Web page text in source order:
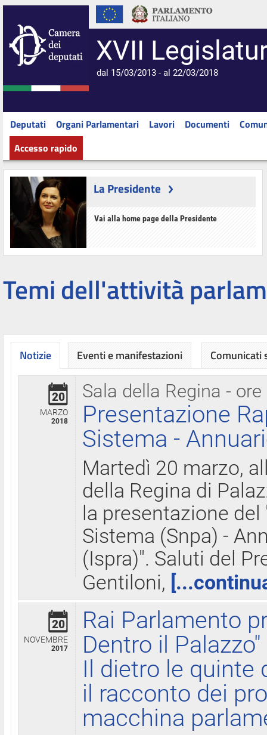
XVII
dal 15/03/2013 - al 22/03/2018
Deputati Organi Parlamentari Lavori Documenti
Accesso rapido
La Presidente
Vai alla home page della Presidente
Temi dell'attività
Notizie
Sala della Regina - ore
20
MARZO
2018
Presentazione
Sistema -
Martedì 20 marzo,
della Regina di
la presentazione
Sistema (Snpa) -
(Ispra)". Saluti del
Gentiloni,
20
NOVEMBRE
2017
Rai Parlamento
Dentro il Palazzo"
Il dietro le quinte
il racconto dei
macchina
Eventi e manifestazioni Comunicati